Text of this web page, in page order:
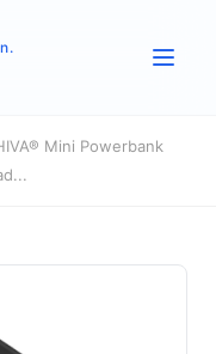
Mini Powerbank